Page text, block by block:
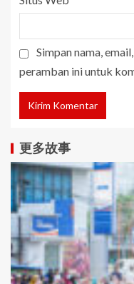
Simpan nama,
peramban ini untuk
更多故事